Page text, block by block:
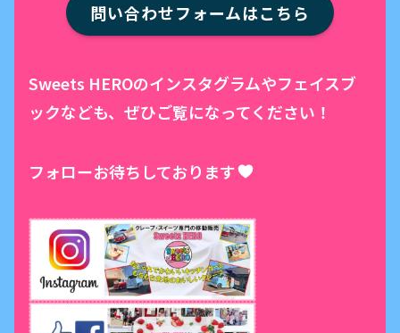
問い合わせフォームはこちら
Sweets HEROのインスタグラムやフェイスブ
ックなども、ぜひご覧になってください！
フォローお待ちしております